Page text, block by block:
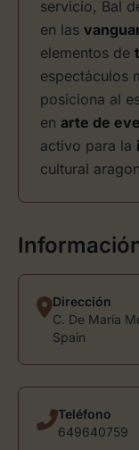
servicio, Bal
en las
elementos de
espectáculos
posiciona al
en arte de
activo para la
cultural
Dirección
C. De María
Spain
Teléfono
649640759